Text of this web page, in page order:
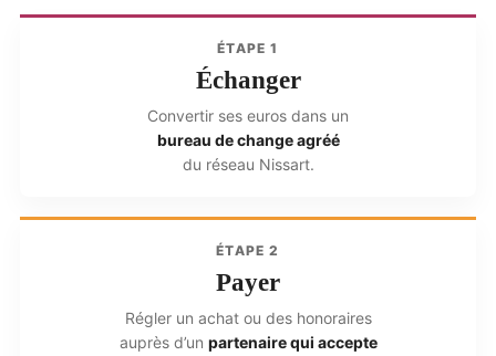
ÉTAPE 1
Échanger
Convertir ses euros dans un
bureau de change agréé
du réseau Nissart.
ÉTAPE 2
Payer
Régler un achat ou des honoraires
auprès d’un partenaire qui accepte